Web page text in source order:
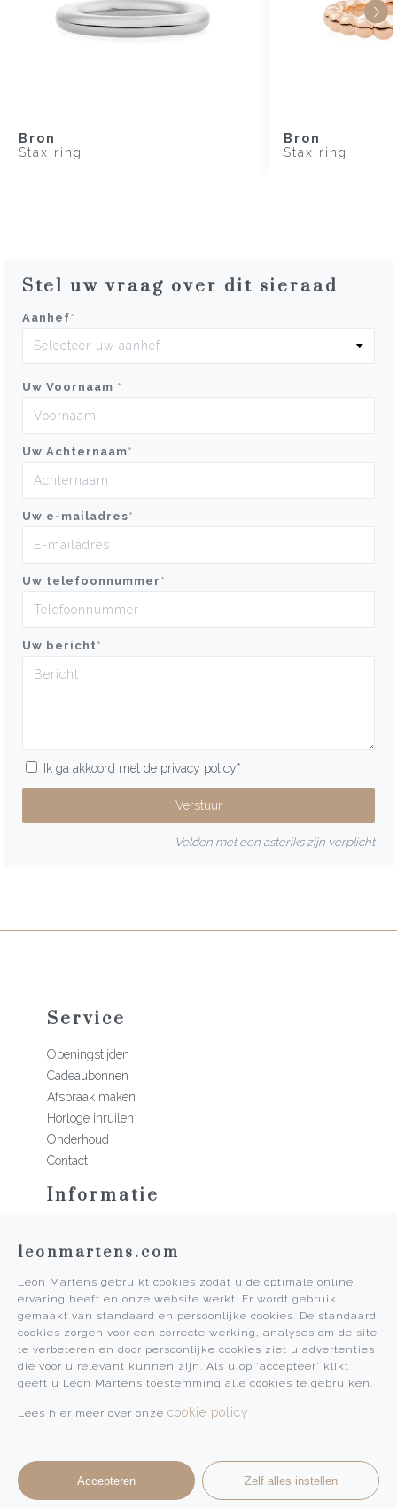
Bron
Stax ring
Bron
Stax ring
Stel uw vraag over dit sieraad
Aanhef*
Uw Voornaam *
Uw Achternaam*
Uw e-mailadres*
Uw telefoonnummer *
Uw bericht*
Ik ga akkoord met de privacy policy*
Velden met een asteriks zijn verplicht
Service
Openingstijden
Cadeaubonnen
Afspraak maken
Horloge inruilen
Onderhoud
Contact
Informatie
Historie
Algemene voorwaarden
Privacy Policy
Pers
Leon Martens
Leon Martens Juwelier
leonmartens.com
Leon Martens gebruikt cookies zodat u de optimale online
ervaring heeft en onze website werkt. Er wordt gebruik
gemaakt van standaard en persoonlijke cookies. De standaard
cookies zorgen voor een correcte werking, analyses om de site
te verbeteren en door persoonlijke cookies ziet u advertenties
die voor u relevant kunnen zijn. Als u op 'accepteer' klikt
geeft u Leon Martens toestemming alle cookies te gebruiken.
Lees hier meer over onze cookie policy
Accepteren Zelf alles instellen